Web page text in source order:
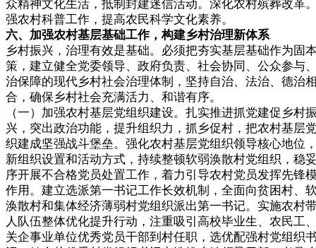
众精神文化生活，抵制封建迷信活动。深化农村殡葬改革
强农村科普工作，提高农民科学文化素养。
六、加强农村基层基础工作，构建乡村治理新体系
乡村振兴，治理有效是基础。必须把夯实基层基础作为固
策，建立健全党委领导、政府负责、社会协同、公众参与
治保障的现代乡村社会治理体制，坚持自治、法治、德治
合，确保乡村社会充满活力、和谐有序。
（一）加强农村基层党组织建设。扎实推进抓党建促乡村
兴，突出政治功能，提升组织力，抓乡促村，把农村基层
织建成坚强战斗堡垒。强化农村基层党组织领导核心地位
新组织设置和活动方式，持续整顿软弱涣散村党组织，稳
序开展不合格党员处置工作，着力引导农村党员发挥先锋
作用。建立选派第一书记工作长效机制，全面向贫困村、
涣散村和集体经济薄弱村党组织派出第一书记。实施农村
人队伍整体优化提升行动，注重吸引高校毕业生、农民工
关企事业单位优秀党员干部到村任职，选优配强村党组织